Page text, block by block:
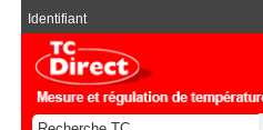
Identifiant